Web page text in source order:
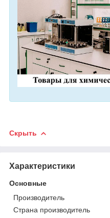
Скрыть
Характеристики
Основные
Производитель
Страна производитель